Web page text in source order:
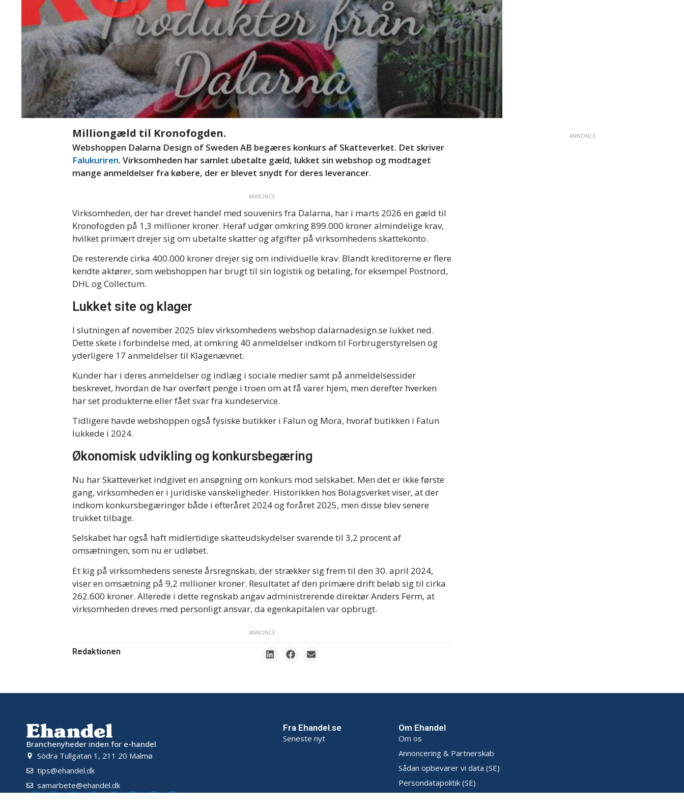
Milliongæld til Kronofogden.
Webshoppen Dalarna Design of Sweden AB begæres konkurs af Skatteverket. Det skriver
Falukuriren. Virksomheden har samlet ubetalte gæld, lukket sin webshop og modtaget
mange anmeldelser fra købere, der er blevet snydt for deres leverancer.
ANNONCE
Virksomheden, der har drevet handel med souvenirs fra Dalarna, har i marts 2026 en gæld til
Kronofogden på 1,3 millioner kroner. Heraf udgør omkring 899.000 kroner almindelige krav,
hvilket primært drejer sig om ubetalte skatter og afgifter på virksomhedens skattekonto.
De resterende cirka 400.000 kroner drejer sig om individuelle krav. Blandt kreditorerne er flere
kendte aktører, som webshoppen har brugt til sin logistik og betaling, for eksempel Postnord,
DHL og Collectum.
Lukket site og klager
I slutningen af november 2025 blev virksomhedens webshop dalarnadesign.se lukket ned.
Dette skete i forbindelse med, at omkring 40 anmeldelser indkom til Forbrugerstyrelsen og
yderligere 17 anmeldelser til Klagenævnet.
Kunder har i deres anmeldelser og indlæg i sociale medier samt på anmeldelsessider
beskrevet, hvordan de har overført penge i troen om at få varer hjem, men derefter hverken
har set produkterne eller fået svar fra kundeservice.
Tidligere havde webshoppen også fysiske butikker i Falun og Mora, hvoraf butikken i Falun
lukkede i 2024.
Økonomisk udvikling og konkursbegæring
Nu har Skatteverket indgivet en ansøgning om konkurs mod selskabet. Men det er ikke første
gang, virksomheden er i juridiske vanskeligheder. Historikken hos Bolagsverket viser, at der
indkom konkursbegæringer både i efteråret 2024 og foråret 2025, men disse blev senere
trukket tilbage.
Selskabet har også haft midlertidige skatteudskydelser svarende til 3,2 procent af
omsætningen, som nu er udløbet.
Et kig på virksomhedens seneste årsregnskab, der strækker sig frem til den 30. april 2024,
viser en omsætning på 9,2 millioner kroner. Resultatet af den primære drift beløb sig til cirka
262.600 kroner. Allerede i dette regnskab angav administrerende direktør Anders Ferm, at
virksomheden dreves med personligt ansvar, da egenkapitalen var opbrugt.
ANNONCE
Redaktionen
ANNONCE
Branchenyheder inden for e-handel
Södra Tullgatan 1, 211 20 Malmø
tips@ehandel.dk
samarbete@ehandel.dk
Fra Ehandel.se
Seneste nyt
Om Ehandel
Om os
Annoncering & Partnerskab
Sådan opbevarer vi data (SE)
Persondatapolitik (SE)